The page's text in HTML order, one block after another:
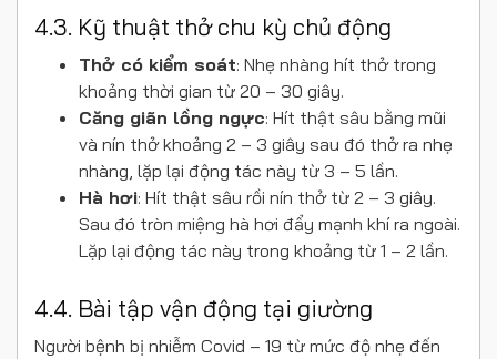
4.3. Kỹ thuật thở chu kỳ chủ động
Thở có kiểm soát: Nhẹ nhàng hít thở trong
khoảng thời gian từ 20 – 30 giây.
Căng giãn lồng ngực: Hít thật sâu bằng mũi
và nín thở khoảng 2 – 3 giây sau đó thở ra nhẹ
nhàng, lặp lại động tác này từ 3 – 5 lần.
Hà hơi: Hít thật sâu rồi nín thở từ 2 – 3 giây.
Sau đó tròn miệng hà hơi đẩy mạnh khí ra ngoài.
Lặp lại động tác này trong khoảng từ 1 – 2 lần.
4.4. Bài tập vận động tại giường
Người bệnh bị nhiễm Covid – 19 từ mức độ nhẹ đến